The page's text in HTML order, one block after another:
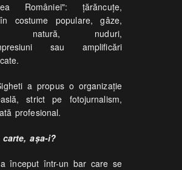
României": țărăncuțe,
costume populare, gâze,
natură, nuduri,
sau amplificări
a propus o organizație
strict pe fotojurnalism,
profesional.
așa-i?
început într-un bar care se